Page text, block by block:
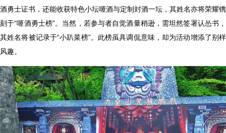
酒勇士证书，还能收获特色小坛咂酒与定制封酒一坛，其姓名亦将荣耀镌
刻于“咂酒勇士榜”。当然，若参与者自觉酒量稍逊，需坦然签署认怂书，
其姓名将被记录于“小趴菜榜”。此榜虽具调侃意味，却为活动增添了别样
风趣。